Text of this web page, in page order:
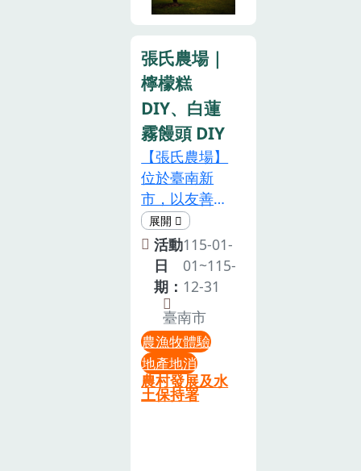
溫變化。• 戶
藥體驗需與土
地親近，請穿
著不怕髒的衣
褲以及鞋子，
並以長褲為
主，既能防風
也能保護雙腿
不被野草劃傷
或蚊蟲叮嚀。
防曬補水• 防
護措施： 戶外
活動時雖涼
爽，但紫外線
仍不容小覷，
請做好基本防
曬；山間自然
生態豐富，建
上天！ 各式造
在藍天白雲下
爭奇鬥豔，讓
您抬頭驚嘆！
花海中盡情奔
跑！ 讓孩子們
在花海中嬉
戲，留下最自
然的歡樂笑
容！知識與樂
趣兼具！體驗
活動一站搞
定！光是焢窯
還不夠！金陵
社區為大家準
備了超豐富的
體驗活動，讓
您滿載而歸：
米食 DIY｜學
單元一 : 芋粿
11:30~12:00
(報名限量80
名)單元二 : 竹
水槍製作
12:00~12:30
(報名限量80
名)單元三 : 蓮
子搖搖冰
13:00~13:30
(報名限量80
名單元四 : 創
意蓮蓬藍染
13:30~14:00(報
名限量80名)
單元五 : 紅土
鹹蛋DIY
14:00~14:30(報
名限量80名)
動，二樓推動
計畫，邀青年
參與地方創
生，展現左鎮
共好共創的山
區魅力。活
動/體驗時長
約90分鐘（含
解說、操作、
包裝帶回）1.
左鎮漬物小導
覽（15分鐘）
•解說左鎮漬
物文化簡史與
酸筍的飲食脈
絡•家庭餐桌
中酸筍如何成
為雞湯與排骨
張氏農場｜
檸檬糕
DIY、白蓮
霧饅頭 DIY
【張氏農場】
位於臺南新
市，以友善耕
作種植「白蓮
霧的故鄉」的
優質白蓮霧，
並推出白蓮霧
茶等特色產
品。農場從傳
統農業轉型為
休閒模式，透
過「共享策
略」邀請民眾
活動
日
期：
115-01-
01~115-
12-31
臺南市
農漁牧體驗
地產地消
農村發展及水
土保持署